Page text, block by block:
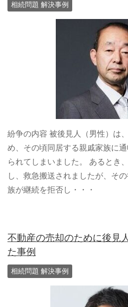
相続問題 解決事例
紛争の内容 被後見人（男性）は
め、その頃同居する親戚家族に
られてしまいました。 あるとき
し、救急搬送されましたが、そ
族が継続を拒否し・・・
不動産の売却のために後見
た事例
相続問題 解決事例